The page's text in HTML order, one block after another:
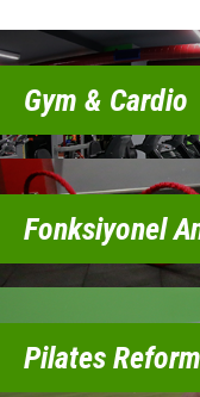
Gym & Cardio
Fonksiyonel
Pilates